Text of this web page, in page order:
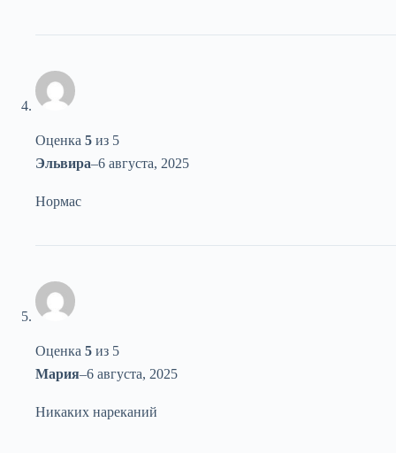
Оценка 5 из 5
Эльвира–6 августа, 2025
Нормас
Оценка 5 из 5
Мария–6 августа, 2025
Никаких нареканий